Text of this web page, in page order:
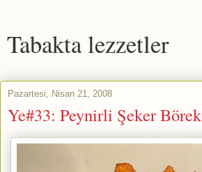
Tabakta lezzetler
Pazartesi, Nisan 21, 2008
Ye#33: Peynirli Şeker Börek